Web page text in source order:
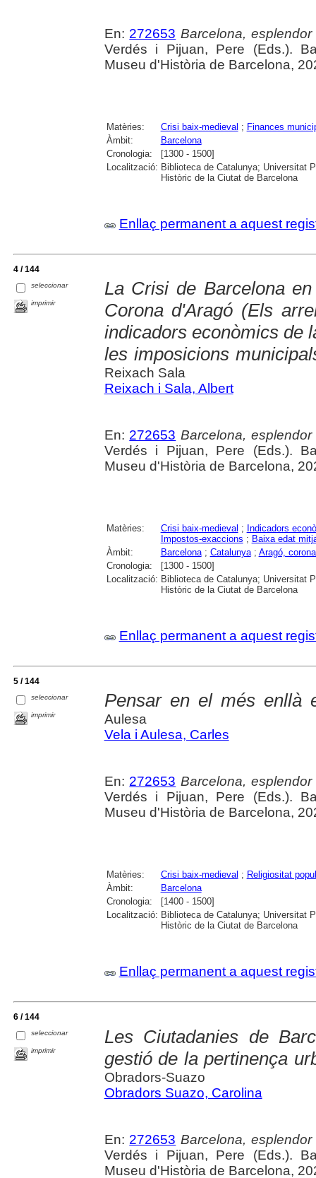
En: 272653 Barcelona,
Verdés i Pijuan, Pere (Eds.).
Museu d'Història de Barcelona,
Matèries: Crisi baix-medieval ; Finances
Àmbit:
Barcelona
Cronologia:
[1300 - 1500]
Localització: Biblioteca de Catalunya; Universitat
Històric de la Ciutat de Barcelona
Enllaç permanent a aquest
4 / 144
seleccionar
imprimir
La Crisi de Barcelona
Corona d'Aragó (Els
indicadors econòmics de
les imposicions
Reixach Sala
Reixach i Sala, Albert
En: 272653 Barcelona,
Verdés i Pijuan, Pere (Eds.).
Museu d'Història de Barcelona,
Matèries: Crisi baix-medieval ; Indicadors
Impostos-exaccions ; Baixa edat
Àmbit:
Barcelona; Catalunya; Aragó,
Cronologia:
[1300 - 1500]
Localització: Biblioteca de Catalunya; Universitat
Històric de la Ciutat de Barcelona
Enllaç permanent a aquest
5 / 144
seleccionar
imprimir
Pensar en el més enllà
Aulesa
Vela i Aulesa, Carles
En: 272653 Barcelona,
Verdés i Pijuan, Pere (Eds.).
Museu d'Història de Barcelona,
Matèries: Crisi baix-medieval ; Religiositat
Àmbit:
Barcelona
Cronologia:
[1400 - 1500]
Localització: Biblioteca de Catalunya; Universitat
Històric de la Ciutat de Barcelona
Enllaç permanent a aquest
6 / 144
seleccionar
imprimir
Les Ciutadanies de
gestió de la pertinença
Obradors-Suazo
Obradors Suazo, Carolina
En: 272653 Barcelona,
Verdés i Pijuan, Pere (Eds.).
Museu d'Història de Barcelona,